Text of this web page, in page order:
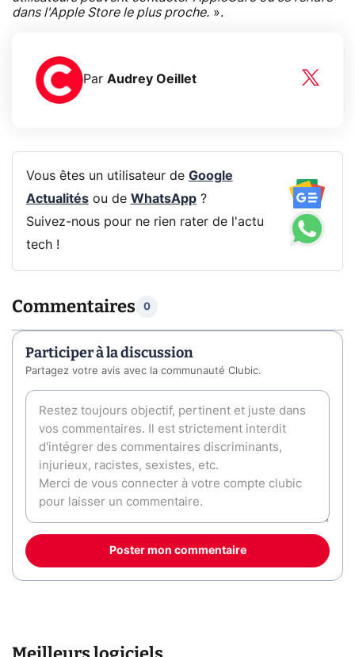
dans l'Apple Store le plus proche. ».
Par Audrey Oeillet
Vous êtes un utilisateur de Google
Actualitésou de WhatsApp?
Suivez-nous pour ne rien rater de l'actu
tech !
Commentaires 0
Participer à la discussion
Partagez votre avis avec la communauté Clubic.
Poster mon commentaire